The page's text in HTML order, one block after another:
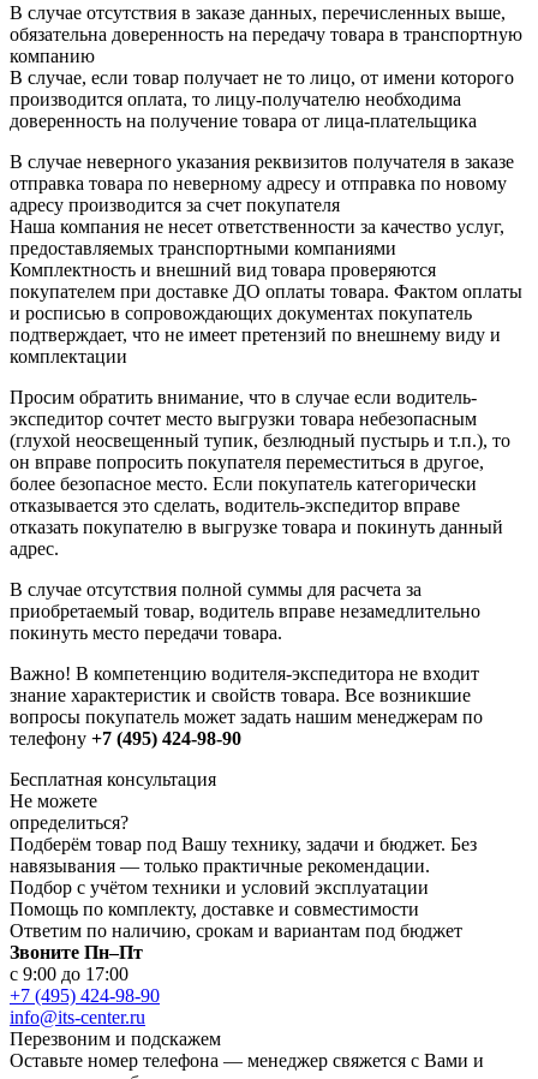
В случае отсутствия в заказе данных, перечисленных выше,
обязательна доверенность на передачу товара в транспортную
компанию
В случае, если товар получает не то лицо, от имени которого
производится оплата, то лицу-получателю необходима
доверенность на получение товара от лица-плательщика
В случае неверного указания реквизитов получателя в заказе
отправка товара по неверному адресу и отправка по новому
адресу производится за счет покупателя
Наша компания не несет ответственности за качество услуг,
предоставляемых транспортными компаниями
Комплектность и внешний вид товара проверяются
покупателем при доставке ДО оплаты товара. Фактом оплаты
и росписью в сопровождающих документах покупатель
подтверждает, что не имеет претензий по внешнему виду и
комплектации
Просим обратить внимание, что в случае если водитель-
экспедитор сочтет место выгрузки товара небезопасным
(глухой неосвещенный тупик, безлюдный пустырь и т.п.), то
он вправе попросить покупателя переместиться в другое,
более безопасное место. Если покупатель категорически
отказывается это сделать, водитель-экспедитор вправе
отказать покупателю в выгрузке товара и покинуть данный
адрес.
В случае отсутствия полной суммы для расчета за
приобретаемый товар, водитель вправе незамедлительно
покинуть место передачи товара.
Важно! В компетенцию водителя-экспедитора не входит
знание характеристик и свойств товара. Все возникшие
вопросы покупатель может задать нашим менеджерам по
телефону +7 (495) 424-98-90
Бесплатная консультация
Не можете
определиться?
Подберём товар под Вашу технику, задачи и бюджет. Без
навязывания — только практичные рекомендации.
Подбор с учётом техники и условий эксплуатации
Помощь по комплекту, доставке и совместимости
Ответим по наличию, срокам и вариантам под бюджет
Звоните Пн–Пт
с 9:00 до 17:00
+7 (495) 424-98-90
info@its-center.ru
Перезвоним и подскажем
Оставьте номер телефона — менеджер свяжется с Вами и